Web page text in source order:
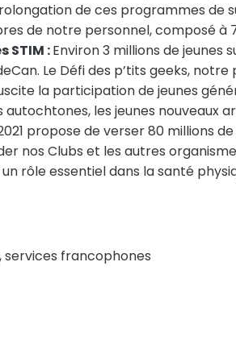
de ces programmes
de notre personnel, composé à
STIM :Environ 3 millions de
Le Défi des p’tits geeks,
la participation de jeunes
les jeunes nouveaux
propose de verser 80 millions
nos Clubs et les autres
rôle essentiel dans la santé
services francophones